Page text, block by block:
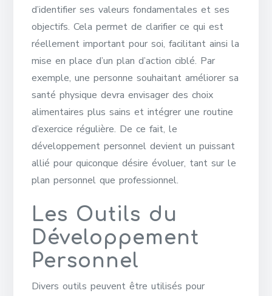
d’identifier ses valeurs fondamentales et ses
objectifs. Cela permet de clarifier ce qui est
réellement important pour soi, facilitant ainsi la
mise en place d’un plan d’action ciblé. Par
exemple, une personne souhaitant améliorer sa
santé physique devra envisager des choix
alimentaires plus sains et intégrer une routine
d’exercice régulière. De ce fait, le
développement personnel devient un puissant
allié pour quiconque désire évoluer, tant sur le
plan personnel que professionnel.
Les Outils du
Développement
Personnel
Divers outils peuvent être utilisés pour